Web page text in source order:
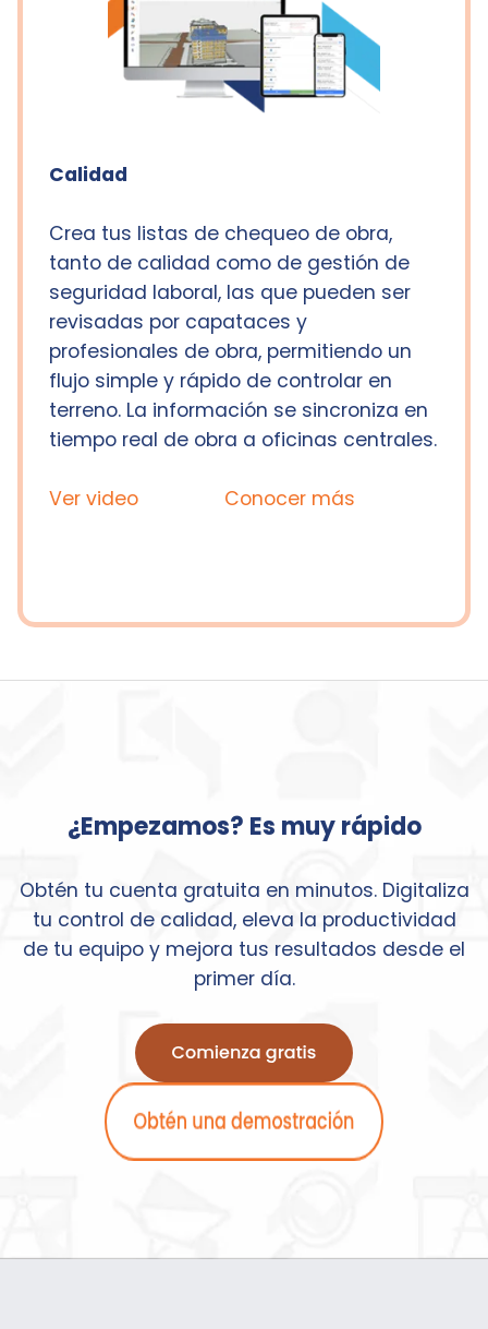
Calidad
Crea tus listas de chequeo de obra,
tanto de calidad como de gestión de
seguridad laboral, las que pueden ser
revisadas por capataces y
profesionales de obra, permitiendo un
flujo simple y rápido de controlar en
terreno. La información se sincroniza en
tiempo real de obra a oficinas centrales.
Ver video Conocer más
¿Empezamos? Es muy rápido
Obtén tu cuenta gratuita en minutos. Digitaliza
tu control de calidad, eleva la productividad
de tu equipo y mejora tus resultados desde el
primer día.